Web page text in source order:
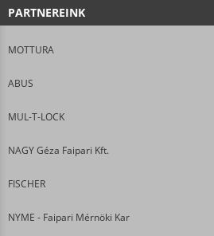
PARTNEREINK
MOTTURA
ABUS
MUL-T-LOCK
NAGY Géza Faipari Kft.
FISCHER
NYME - Faipari Mérnöki Kar